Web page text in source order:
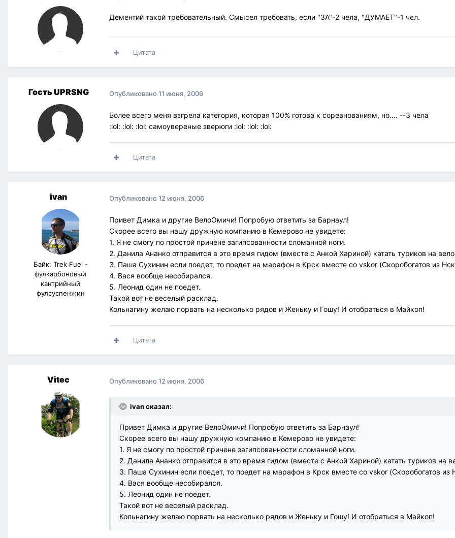
Дементий такой требовательный. Смысел требовать, если "ЗА"-2 чела, "ДУМАЕТ"-1 чел.
Цитата
Гость UPRSNG Опубликовано11 июня, 2006
Более всего меня взгрела категория, которая 100% готова к соревнованиям, но.... --3 чела
:lol: :lol: :lol: самоувереные зверюги :lol: :lol: :lol:
Цитата
ivan
Байк: Trek Fuel -
фулкарбоновый
кантрийный
фулсуспенжин
Опубликовано12 июня, 2006
Привет Димка и другие ВелоОмичи! Попробую ответить за Барнаул!
Скорее всего вы нашу дружную компанию в Кемерово не увидете:
1. Я не смогу по простой причене загипсованности сломанной ноги.
2. Данила Ананко отправится в это время гидом (вместе с Анкой Хариной) катать туриков на
3. Паша Сухинин если поедет, то поедет на марафон в Крск вместе со vskor (Скоробогатов из
4. Вася вообще несобирался.
5. Леонид один не поедет.
Такой вот не веселый расклад.
Кольнагину желаю порвать на несколько рядов и Женьку и Гошу! И отобраться в Майкоп!
Цитата
Vitec Опубликовано12 июня, 2006
ivan сказал:
Привет Димка и другие ВелоОмичи! Попробую ответить за Барнаул!
Скорее всего вы нашу дружную компанию в Кемерово не увидете:
1. Я не смогу по простой причене загипсованности сломанной ноги.
2. Данила Ананко отправится в это время гидом (вместе с Анкой Хариной) катать туриков на
3. Паша Сухинин если поедет, то поедет на марафон в Крск вместе со vskor (Скоробогатов из
4. Вася вообще несобирался.
5. Леонид один не поедет.
Такой вот не веселый расклад.
Кольнагину желаю порвать на несколько рядов и Женьку и Гошу! И отобраться в Майкоп!